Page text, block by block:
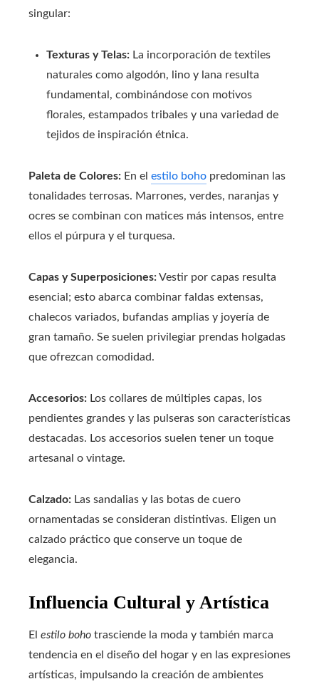
singular:
Texturas y Telas: La incorporación de textiles
naturales como algodón, lino y lana resulta
fundamental, combinándose con motivos
florales, estampados tribales y una variedad de
tejidos de inspiración étnica.
Paleta de Colores: En el estilo boho predominan las
tonalidades terrosas. Marrones, verdes, naranjas y
ocres se combinan con matices más intensos, entre
ellos el púrpura y el turquesa.
Capas y Superposiciones:Vestir por capas resulta
esencial; esto abarca combinar faldas extensas,
chalecos variados, bufandas amplias y joyería de
gran tamaño. Se suelen privilegiar prendas holgadas
que ofrezcan comodidad.
Accesorios: Los collares de múltiples capas, los
pendientes grandes y las pulseras son características
destacadas. Los accesorios suelen tener un toque
artesanal o vintage.
Calzado: Las sandalias y las botas de cuero
ornamentadas se consideran distintivas. Eligen un
calzado práctico que conserve un toque de
elegancia.
Influencia Cultural y Artística
El estilo boho trasciende la moda y también marca
tendencia en el diseño del hogar y en las expresiones
artísticas, impulsando la creación de ambientes